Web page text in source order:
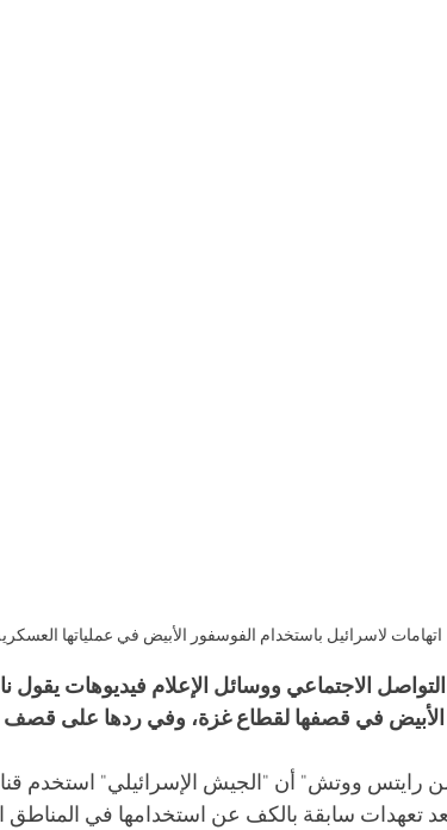
اتهامات لاسرائيل باستخدام الفوسفور الأبيض في عملياتها
الاجتماعي ووسائل الإعلام فيديوهات يقول
الأبيض في قصفها لقطاع غزة، وفي ردها على قصف
رايتس ووتش" أن "الجيش الإسرائيلي" استخدم
تعهدات سابقة بالكف عن استخدامها في المناطق